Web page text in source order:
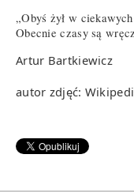
„Obyś żył w
Obecnie czasy są
Artur Bartkiewicz
autor zdjęć: